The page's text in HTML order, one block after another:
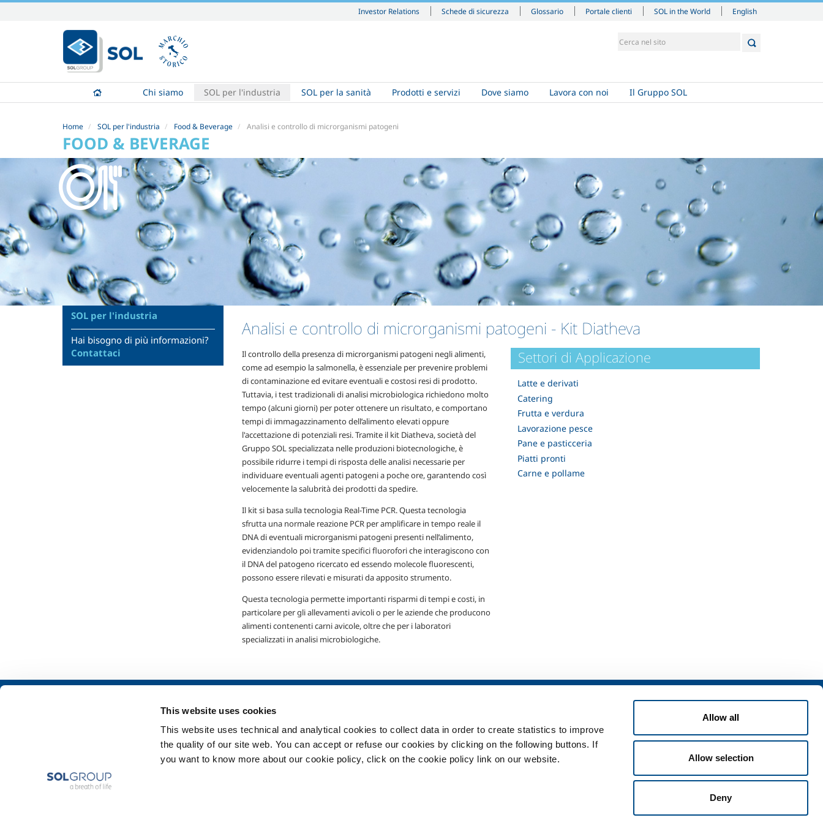
This website uses cookies
This website uses technical and analytical cookies to collect data in order to create statistics to improve
the quality of our site web. You can accept or refuse our cookies by clicking on the following buttons. If
you want to know more about our cookie policy, click on the cookie policy link on our website.
Allow all
Allow selection
Deny
Investor Relations Schede di sicurezza Glossario Portale clienti SOL in the World
contenuti.
|
Salta
navigazione
English
Chi siamo SOL per l'industria SOL per la sanità Prodotti e servizi Dove siamo Lavora con noi Il Gruppo SOL
Home SOL per l'industria Food & Beverage Analisi e controllo di microrganismi patogeni
FOOD & BEVERAGE
Analisi e controllo di microrganismi patogeni - Kit Diatheva
Il controllo della presenza di microrganismi patogeni negli alimenti,
come ad esempio la salmonella, è essenziale per prevenire problemi
di contaminazione ed evitare eventuali e costosi resi di prodotto.
Tuttavia, i test tradizionali di analisi microbiologica richiedono molto
tempo (alcuni giorni) per poter ottenere un risultato, e comportano
tempi di immagazzinamento dell’alimento elevati oppure
l'accettazione di potenziali resi. Tramite il kit Diatheva, società del
Gruppo SOL specializzata nelle produzioni biotecnologiche, è
possibile ridurre i tempi di risposta delle analisi necessarie per
individuare eventuali agenti patogeni a poche ore, garantendo così
velocemente la salubrità dei prodotti da spedire.
Il kit si basa sulla tecnologia Real-Time PCR. Questa tecnologia
sfrutta una normale reazione PCR per amplificare in tempo reale il
DNA di eventuali microrganismi patogeni presenti nell’alimento,
evidenziandolo poi tramite specifici fluorofori che interagiscono con
il DNA del patogeno ricercato ed essendo molecole fluorescenti,
possono essere rilevati e misurati da apposito strumento.
Questa tecnologia permette importanti risparmi di tempi e costi, in
particolare per gli allevamenti avicoli o per le aziende che producono
alimenti contenenti carni avicole, oltre che per i laboratori
specializzati in analisi microbiologiche.
Settori di Applicazione
Latte e derivati
Catering
Frutta e verdura
Lavorazione pesce
Pane e pasticceria
Piatti pronti
Carne e pollame
SOL per l'industria
Hai bisogno di più informazioni?
Contattaci
Sicurezza, ambiente e qualità
Metal Production
Metal Fabrication
Chemistry & Pharma
Servizi
Impianti dispositivo medico
Gas medicali
Prodotti e servizi per la sanità